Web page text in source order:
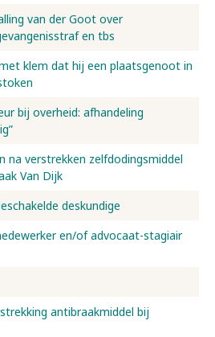
van der Goot over
en tbs
klem dat hij een plaatsgenoot in
bij overheid: afhandeling
na verstrekken zelfdodingsmiddel
Van Dijk
deskundige
en/of advocaat-stagiair
antibraakmiddel bij